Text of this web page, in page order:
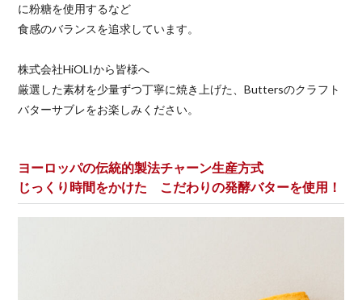
に粉糖を使用するなど
食感のバランスを追求しています。
株式会社HiOLIから皆様へ
厳選した素材を少量ずつ丁寧に焼き上げた、Buttersのクラフト
バターサブレをお楽しみください。
ヨーロッパの伝統的製法チャーン生産方式
じっくり時間をかけた こだわりの発酵バターを使用！